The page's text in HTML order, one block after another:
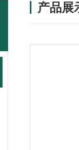
产品展